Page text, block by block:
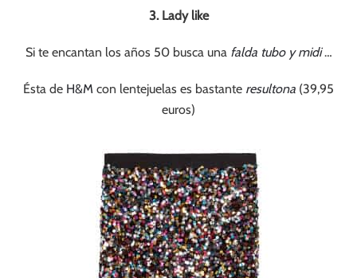
3. Lady like
Si te encantan los años 50 busca una falda tubo y midi…
Ésta de H&M con lentejuelas es bastante resultona (39,95
euros)